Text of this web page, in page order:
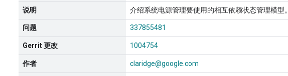
说明 介绍系统电源管理要使用的相互依赖状态管理模型。
问题 337855481
Gerrit 更改 1004754
作者 claridge@google.com